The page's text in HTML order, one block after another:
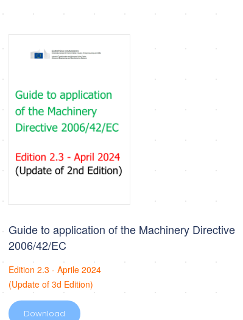
Guide to application of the Machinery Directive
2006/42/EC
Edition 2.3 - Aprile 2024
(Update of 3d Edition)
Download